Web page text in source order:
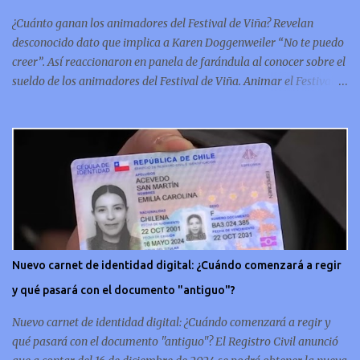
conmemorativa, sí, como lo lees, celebra un capítulo importante en
la hi...
¿Cuánto ganan los animadores del Festival de Viña? Revelan
desconocido dato que implica a Karen Doggenweiler “No te puedo
creer”. Así reaccionaron en panela de farándula al conocer sobre el
sueldo de los animadores del Festival de Viña. Animar el Festival
debería ser acorde. ¿Cuánto ganará Karen Doggenweiler y su
acompañante? Según se conoce hasta ahora, los animadores del
Festival de Viña del Mar no reciben un sueldo por su rol en el
evento. Al menos no un monto extra al que venían percibirndo por
contrato con su canal empleador. “A la Karen no le pagan, no le
pagan aparte. Hace rato que no pagan”, confirmó la periodista de
espectáculos, Cecilia Gutiérrez, en el programa Hay Que Decirlo
(Canal 13). “A mí la Tonka (Tomicic) me dijo que a ellos no le
pagaban”, complementó Willy Sabor. Nacho Gutiérrez aportó que,
Nuevo carnet de identidad digital: ¿Cuándo comenzará a regir
y qué pasará con el documento "antiguo"?
Nuevo carnet de identidad digital: ¿Cuándo comenzará a regir y
qué pasará con el documento "antiguo"? El Registro Civil anunció